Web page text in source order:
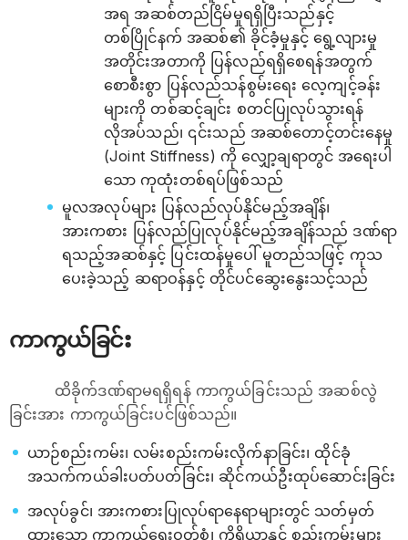
အရ အဆစ်တည်ငြိမ်မှုရရှိပြီးသည်နှင့်
တစ်ပြိုင်နက် အဆစ်၏ ခိုင်ခံ့မှုနှင့် ရွေ့လျားမှု
အတိုင်းအတာကို ပြန်လည်ရရှိစေရန်အတွက်
စောစီးစွာ ပြန်လည်သန်စွမ်းရေး လေ့ကျင့်ခန်း
များကို တစ်ဆင့်ချင်း စတင်ပြုလုပ်သွားရန်
လိုအပ်သည်၊ ၎င်းသည် အဆစ်တောင့်တင်းနေမှု
(Joint Stiffness) ကို လျှော့ချရာတွင် အရေးပါ
သော ကုထုံးတစ်ရပ်ဖြစ်သည်
မူလအလုပ်များ ပြန်လည်လုပ်နိုင်မည့်အချိန်၊
အားကစား ပြန်လည်ပြုလုပ်နိုင်မည့်အချိန်သည် ဒဏ်ရာ
ရသည့်အဆစ်နှင့် ပြင်းထန်မှုပေါ် မူတည်သဖြင့် ကုသ
ပေးခဲ့သည့် ဆရာဝန်နှင့် တိုင်ပင်ဆွေးနွေးသင့်သည်
ကာကွယ်ခြင်း
ထိခိုက်ဒဏ်ရာမရရှိရန် ကာကွယ်ခြင်းသည် အဆစ်လွဲ
ခြင်းအား ကာကွယ်ခြင်းပင်ဖြစ်သည်။
ယာဉ်စည်းကမ်း၊ လမ်းစည်းကမ်းလိုက်နာခြင်း၊ ထိုင်ခုံ
အသက်ကယ်ခါးပတ်ပတ်ခြင်း၊ ဆိုင်ကယ်ဦးထုပ်ဆောင်းခြင်း
အလုပ်ခွင်၊ အားကစားပြုလုပ်ရာနေရာများတွင် သတ်မှတ်
ထားသော ကာကွယ်ရေးဝတ်စုံ၊ ကိရိယာနှင့် စည်းကမ်းများ